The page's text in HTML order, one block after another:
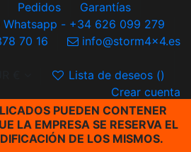
Pedidos
Garantías
Whatsapp - +34 626 099 279
70 16
info@storm4x4.es
Lista de deseos ()
Crear cuenta
PUEDEN CONTENER
LA EMPRESA SE RESERVA EL
DE LOS MISMOS.